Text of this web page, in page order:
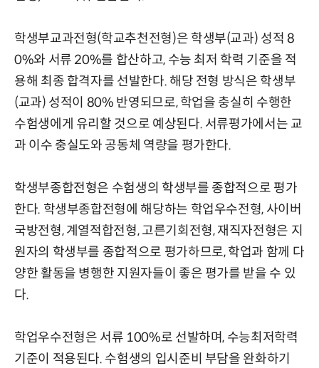
학생부교과전형(학교추천전형)은 학생부(교과) 성적 8
0%와 서류 20%를 합산하고, 수능 최저 학력 기준을 적
용해 최종 합격자를 선발한다. 해당 전형 방식은 학생부
(교과) 성적이 80% 반영되므로, 학업을 충실히 수행한
수험생에게 유리할 것으로 예상된다. 서류평가에서는 교
과 이수 충실도와 공동체 역량을 평가한다.
학생부종합전형은 수험생의 학생부를 종합적으로 평가
한다. 학생부종합전형에 해당하는 학업우수전형, 사이버
국방전형, 계열적합전형, 고른기회전형, 재직자전형은 지
원자의 학생부를 종합적으로 평가하므로, 학업과 함께 다
양한 활동을 병행한 지원자들이 좋은 평가를 받을 수 있
다.
학업우수전형은 서류 100%로 선발하며, 수능최저학력
기준이 적용된다. 수험생의 입시준비 부담을 완화하기